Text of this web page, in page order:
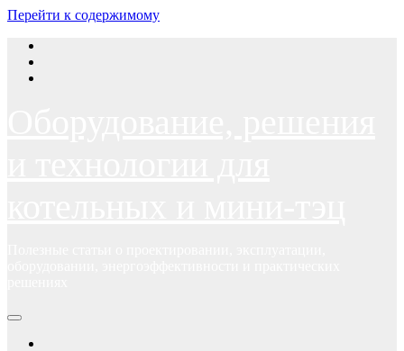
Перейти к содержимому